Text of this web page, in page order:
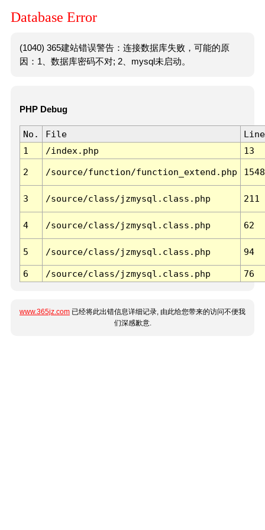
Database Error
(1040) 365建站错误警告：连接数据库失败，可能的原
因：1、数据库密码不对; 2、mysql未启动。
PHP Debug
No. File
Line
1
/index.php 13
2 /source/function/function_extend.php 1548
3 /source/class/jzmysql.class.php 211
4 /source/class/jzmysql.class.php 62
5 /source/class/jzmysql.class.php 94
6 /source/class/jzmysql.class.php 76
www.365jz.com 已经将此出错信息详细记录, 由此给您带来的访问不便我
们深感歉意.